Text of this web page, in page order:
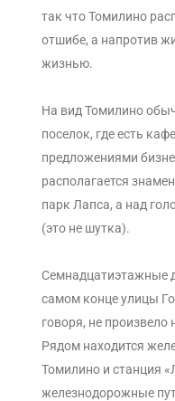
так что Томилино
отшибе, а напротив
жизнью.
На вид Томилино
поселок, где есть
предложениями
располагается
парк Лапса, а над
(это не шутка).
Семнадцатиэтажные
самом конце улицы
говоря, не произвело
Рядом находится
Томилино и станция
железнодорожные